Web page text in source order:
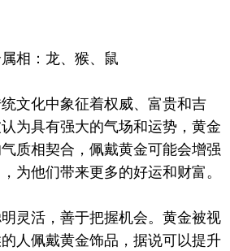
相：龙、猴、鼠
化中象征着权威、富贵和吉
为具有强大的气场和运势，黄金
质相契合，佩戴黄金可能会增强
为他们带来更多的好运和财富。
活，善于把握机会。黄金被视
人佩戴黄金饰品，据说可以提升